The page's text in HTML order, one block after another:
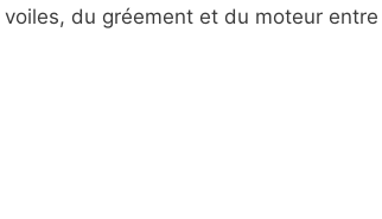
voiles, du gréement et du moteur